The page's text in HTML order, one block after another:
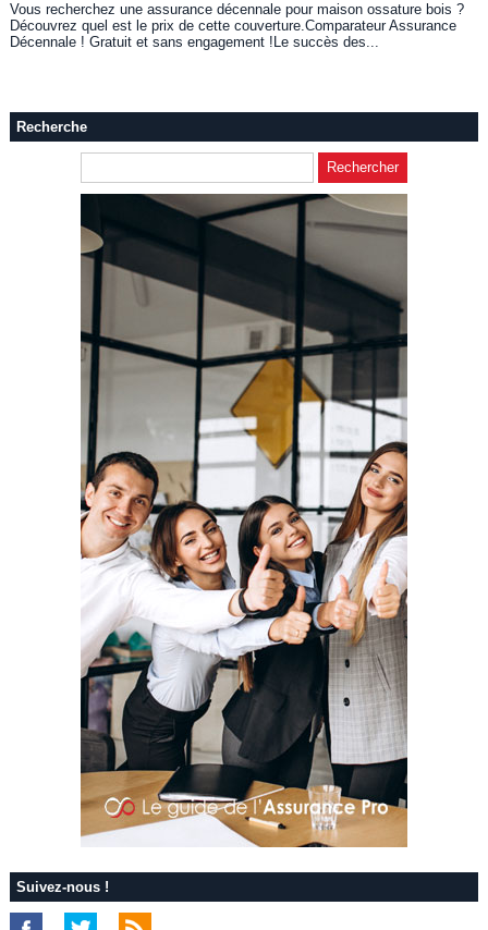
Vous recherchez une assurance décennale pour maison ossature bois ?
Découvrez quel est le prix de cette couverture.Comparateur Assurance
Décennale ! Gratuit et sans engagement !Le succès des...
Recherche
Suivez-nous !